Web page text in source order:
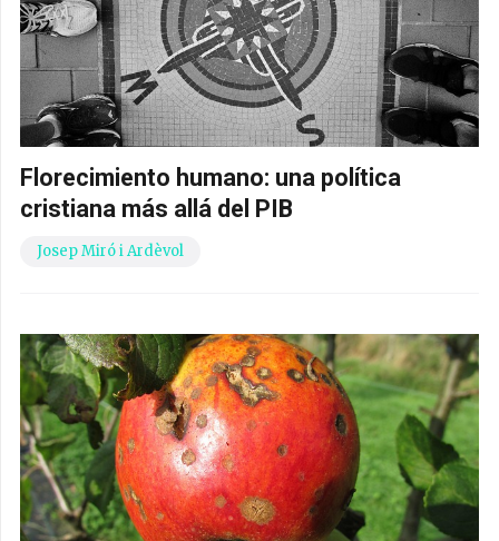
Florecimiento humano: una política
cristiana más allá del PIB
Josep Miró i Ardèvol